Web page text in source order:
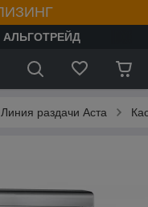
АЛЬГОТРЕЙД
Линия раздачи Аста